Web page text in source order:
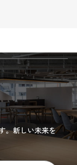
。新しい未来を